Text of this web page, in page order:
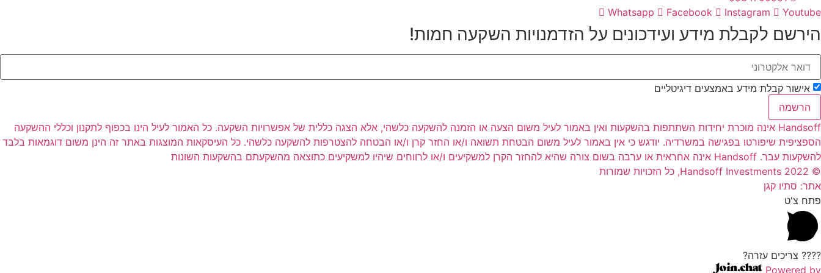
Whatsapp
Facebook Instagram Youtube
הירשם לקבלת מידע ועידכונים על הזדמנויות השקעה חמות!
אישור קבלת מידע באמצעים דיגיטליים
הרשמה
Handsoff אינה מוכרת יחידות השתתפות בהשקעות ואין באמור לעיל משום הצעה או הזמנה להשקעה כלשהי, אלא הצגה כללית של אפשרויות השקעה. כל האמור לעיל הינו בכפוף לתקנון וכללי ההשקעה
הספציפית שיפורטו בפגישה במשרדיה. יודגש כי אין באמור לעיל משום הבטחת תשואה ו/או החזר קרן ו/או הבטחה להצטרפות להשקעה כלשהי. כל העיסקאות המוצגות באתר זה הינן משום דוגמאות בלבד
להשקעות עבר. Handsoff אינה אחראית או ערבה בשום צורה שהיא להחזר הקרן למשקיעים ו/או לרווחים שיהיו למשקיעים כתוצאה מהשקעתם בהשקעות השונות
© 2022 Handsoff Investments, כל הזכויות שמורות
אתר: סתיו קגן
פתח צ'ט
???? צריכים עזרה?
Powered by